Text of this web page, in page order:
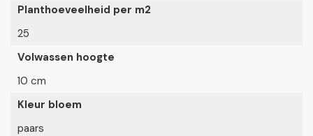
Planthoeveelheid per m2
25
Volwassen hoogte
10 cm
Kleur bloem
paars